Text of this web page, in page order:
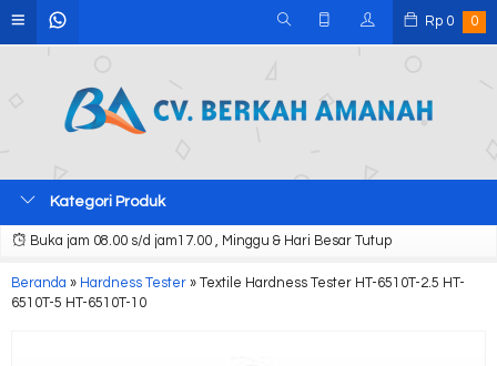
Rp 0 0
Kategori Produk
Buka jam 08.00 s/d jam17.00 , Minggu & Hari Besar Tutup
Beranda » Hardness Tester » Textile Hardness Tester HT-6510T-2.5 HT-
6510T-5 HT-6510T-10